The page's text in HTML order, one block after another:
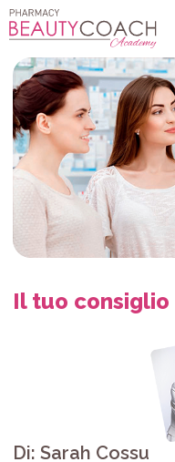
Vai
al
contenuto
Il tuo
Di: Sarah Cossu